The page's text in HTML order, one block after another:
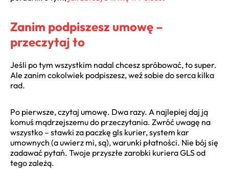
Zanim podpiszesz umowę –
przeczytaj to
Jeśli po tym wszystkim nadal chcesz spróbować, to super.
Ale zanim cokolwiek podpiszesz, weź sobie do serca kilka
rad.
Po pierwsze, czytaj umowę. Dwa razy. A najlepiej daj ją
komuś mądrzejszemu do przeczytania. Zwróć uwagę na
wszystko – stawki za paczkę gls kurier, system kar
umownych (a uwierz mi, są), warunki płatności. Nie bój się
zadawać pytań. Twoje przyszłe zarobki kuriera GLS od
tego zależą.